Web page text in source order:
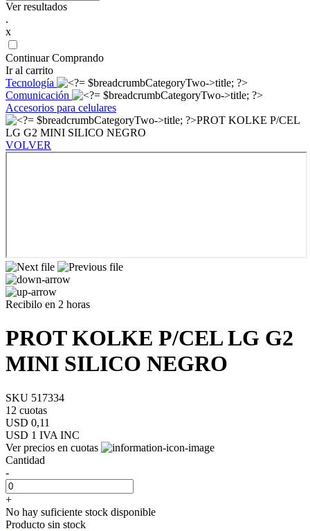
Ver resultados
.
x
Continuar Comprando
Ir al carrito
Tecnología
Comunicación
Accesorios para celulares
PROT KOLKE P/CEL
LG G2 MINI SILICO NEGRO
VOLVER
Recibilo en 2 horas
PROT KOLKE P/CEL LG G2
MINI SILICO NEGRO
SKU 517334
12 cuotas
USD 0,11
USD 1 IVA INC
Ver precios en cuotas
Cantidad
-
+
No hay suficiente stock disponible
Producto sin stock